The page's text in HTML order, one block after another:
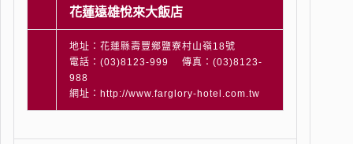
花蓮遠雄悅來大飯店
地址：花蓮縣壽豐鄉鹽寮村山嶺18號
電話：(03)8123-999 傳真：(03)8123-
988
網址：http://www.farglory-hotel.com.tw